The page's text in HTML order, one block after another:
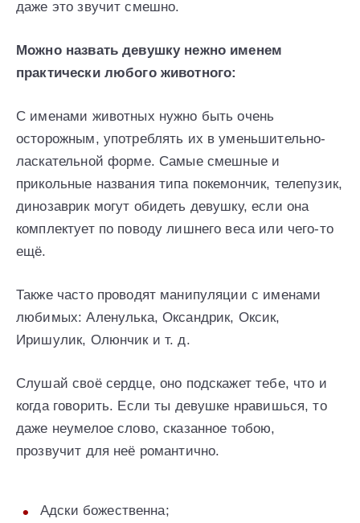
даже это звучит смешно.
Можно назвать девушку нежно именем
практически любого животного:
С именами животных нужно быть очень
осторожным, употреблять их в уменьшительно-
ласкательной форме. Самые смешные и
прикольные названия типа покемончик, телепузик,
динозаврик могут обидеть девушку, если она
комплектует по поводу лишнего веса или чего-то
ещё.
Также часто проводят манипуляции с именами
любимых: Аленулька, Оксандрик, Оксик,
Иришулик, Олюнчик и т. д.
Слушай своё сердце, оно подскажет тебе, что и
когда говорить. Если ты девушке нравишься, то
даже неумелое слово, сказанное тобою,
прозвучит для неё романтично.
Адски божественна;